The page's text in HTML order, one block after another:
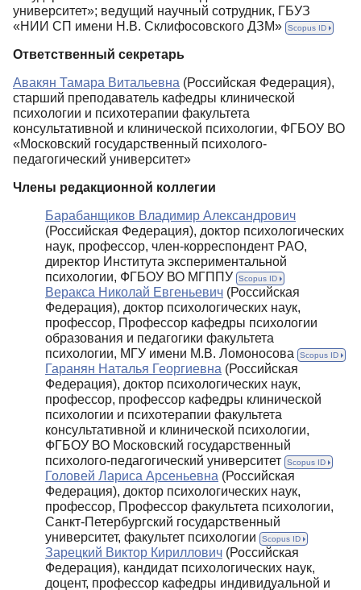
Рубрики
университет»; ведущий научный сотрудник, ГБУЗ
«НИИ СП имени Н.В. Склифосовского ДЗМ»
Scopus ID
Ответственный секретарь
Авакян Тамара Витальевна (Российская Федерация),
старший преподаватель кафедры клинической
психологии и психотерапии факультета
консультативной и клинической психологии, ФГБОУ ВО
«Московский государственный психолого-
педагогический университет»
Члены редакционной коллегии
Барабанщиков Владимир Александрович
(Российская Федерация), доктор психологических
наук, профессор, член-корреспондент РАО,
директор Института экспериментальной
психологии, ФГБОУ ВО МГППУ
Scopus ID
Веракса Николай Евгеньевич (Российская
Федерация), доктор психологических наук,
профессор, Профессор кафедры психологии
образования и педагогики факультета
психологии, МГУ имени М.В. Ломоносова
Scopus ID
Гаранян Наталья Георгиевна (Российская
Федерация), доктор психологических наук,
профессор, профессор кафедры клинической
психологии и психотерапии факультета
консультативной и клинической психологии,
ФГБОУ ВО Московский государственный
психолого-педагогический университет
Scopus ID
Головей Лариса Арсеньевна (Российская
Федерация), доктор психологических наук,
профессор, Профессор факультета психологии,
Санкт-Петербургский государственный
университет, факультет психологии
Scopus ID
Зарецкий Виктор Кириллович (Российская
Федерация), кандидат психологических наук,
доцент, профессор кафедры индивидуальной и